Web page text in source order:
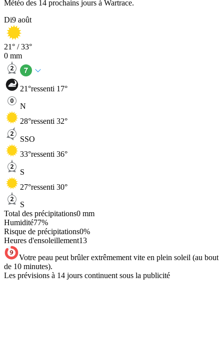
Météo des 14 prochains jours à Wartrace.
Di9 août
21° /33°
0 mm
21°ressenti 17°
N
28°ressenti 32°
SSO
33°ressenti 36°
S
27°ressenti 30°
S
Total des précipitations0 mm
Humidité77%
Risque de précipitations0%
Heures d'ensoleillement13
Votre peau peut brûler extrêmement vite en plein soleil (au bout
de 10 minutes).
Les prévisions à 14 jours continuent sous la publicité